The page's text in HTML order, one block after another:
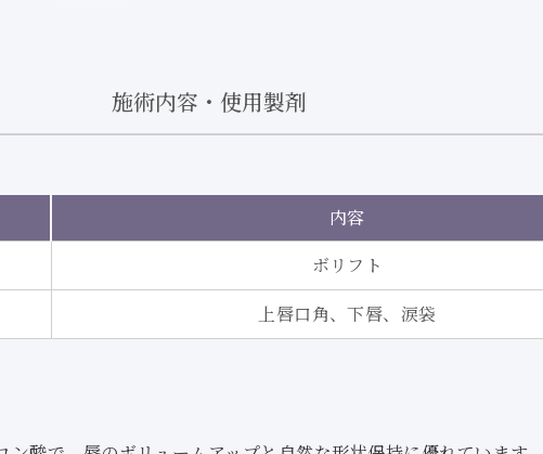
施術内容・使用製剤
内容
ボリフト
上唇口角、下唇、涙袋